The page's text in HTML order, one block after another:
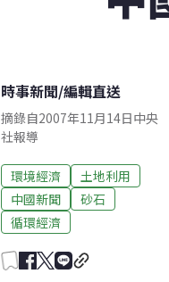
時事新聞/編輯直送
摘錄自2007年11月14日中央
社報導
環境經濟
土地利用
中國新聞
砂石
循環經濟